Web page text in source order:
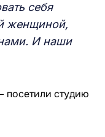
себя
женщиной,
И наши